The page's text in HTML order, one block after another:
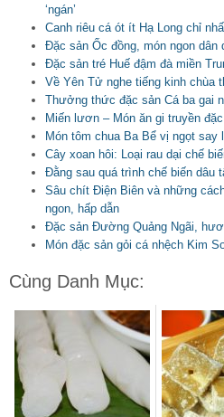
‘ngán’
Canh riêu cá ót ít Hạ Long chỉ
Đặc sản Ốc đồng, món ngon dân
Đặc sản tré Huế đậm đà miền
Về Yên Tử nghe tiếng kinh chùa
Thưởng thức đặc sản Cá ba gai
Miến lươn – Món ăn gi truyền
Món tôm chua Ba Bể vị ngọt say
Cây xoan hôi: Loại rau dại chế
Đằng sau quá trình chế biến dâu
Sâu chít Điện Biên và những
ngon, hấp dẫn
Đặc sản Đường Quảng Ngãi,
Món đặc sản gỏi cá nhệch Kim
Cùng Danh Mục: